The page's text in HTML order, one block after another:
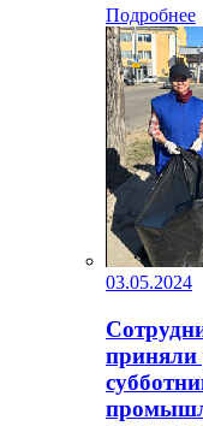
Подробнее
03.05.2024
приняли